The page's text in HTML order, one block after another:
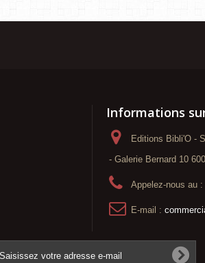
Informations
Editions Bibli'O -
- Galerie Bernard 10
Appelez-nous au :
E-mail :